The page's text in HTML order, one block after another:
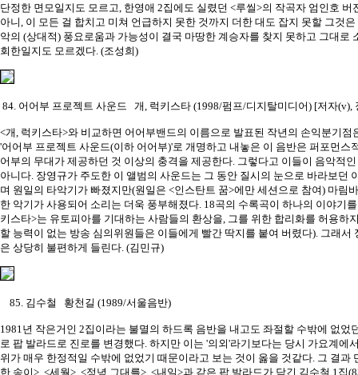
단정한 면모일지도 모르고, 한영애 2집에도 실렸던 <루씰>의 작곡자 엄인호 버
아니, 이 모든 걸 합치고 미쳐 언급하지 못한 것까지 더한 대도 잡지 못할 그것
악의 (상대적) 풍요로움과 가능성이 결국 마땅한 계승자를 찾지 못하고 그대로
회한일지도 모르겠다. (조성희)
84. 어어부 프로젝트 사운드 개, 럭키스타 (1998/펌프/디지탈미디어) [저자(v),
<개, 럭키스타>와 비교하면 어어부밴드의 이름으로 발표된 작년의 손익분기점
'어어부 프로젝트 사운드(이하 어어부)'로 개명하고 내놓은 이 음반은 퍼포먼스
어부의 무대가 제공하던 것 이상의 충격을 제공한다. 그렇다고 이들이 음악적
아니다. 장영규가 주도한 이 앨범의 사운드는 그 동안 질시의 눈으로 바라보던
며 원일의 타악기가 빠졌지만(원일은 <인스탄트 꿈>에만 세션으로 참여) 마림
한 악기가 사용되어 소리는 더욱 풍부해졌다. 18곡의 수록곡이 하나의 이야기
키스타>는 유토피아를 기대하는 사람들의 환상을, 그를 위한 합리화를 허용하
할 능력이 없는 방송 심의위원들은 이들에게 빨간 딱지를 붙여 버렸다). 그래서
은 상당히 불편하게 들린다. (김민규)
85. 김수철 황천길 (1989/서울음반)
1981년 작은거인 2집이라는 불멸의 하드록 음반을 내고도 좌절할 수밖에 없었
로 팝 발라드로 진로를 변경했다. 하지만 이는 '의외'라기보다는 당시 가요계에
위가 매우 한정적일 수밖에 없었기 때문이라고 보는 것이 옳을 것같다. 그 결과
한 송이>, <세월>, <정녕 그대를>, <내일>과 같은 팝 발라드가 담긴 김수철 1집